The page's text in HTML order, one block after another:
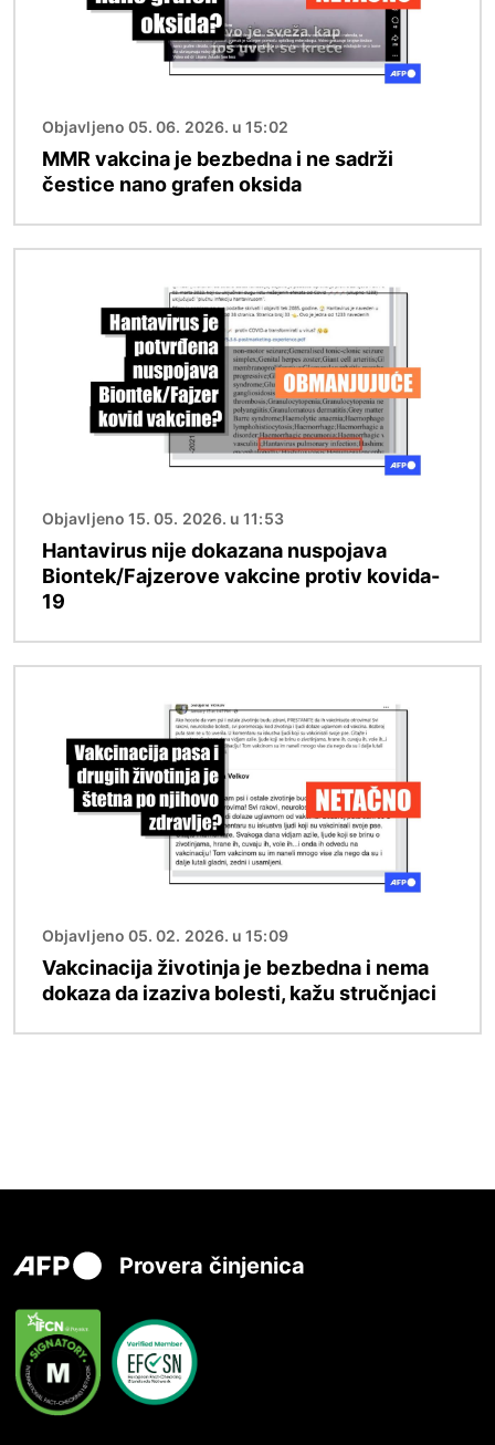
Objavljeno 05. 06. 2026. u 15:02
MMR vakcina je bezbedna i ne sadrži
čestice nano grafen oksida
Objavljeno 15. 05. 2026. u 11:53
Hantavirus nije dokazana nuspojava
Biontek/Fajzerove vakcine protiv kovida-
19
Objavljeno 05. 02. 2026. u 15:09
Vakcinacija životinja je bezbedna i nema
dokaza da izaziva bolesti, kažu stručnjaci
Provera činjenica